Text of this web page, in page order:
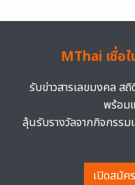
MThai เชื่อ
รับข่าวสารเลขมงคล ส
พร้อม
ลุ้นรับรางวัลจากกิจกรร
เปิดสมัค